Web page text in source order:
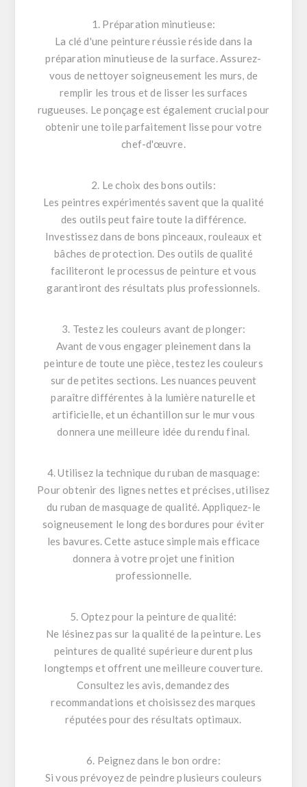
1. Préparation minutieuse:
La clé d'une peinture réussie réside dans la
préparation minutieuse de la surface. Assurez-
vous de nettoyer soigneusement les murs, de
remplir les trous et de lisser les surfaces
rugueuses. Le ponçage est également crucial pour
obtenir une toile parfaitement lisse pour votre
chef-d'œuvre.
2. Le choix des bons outils:
Les peintres expérimentés savent que la qualité
des outils peut faire toute la différence.
Investissez dans de bons pinceaux, rouleaux et
bâches de protection. Des outils de qualité
faciliteront le processus de peinture et vous
garantiront des résultats plus professionnels.
3. Testez les couleurs avant de plonger:
Avant de vous engager pleinement dans la
peinture de toute une pièce, testez les couleurs
sur de petites sections. Les nuances peuvent
paraître différentes à la lumière naturelle et
artificielle, et un échantillon sur le mur vous
donnera une meilleure idée du rendu final.
4. Utilisez la technique du ruban de masquage:
Pour obtenir des lignes nettes et précises, utilisez
du ruban de masquage de qualité. Appliquez-le
soigneusement le long des bordures pour éviter
les bavures. Cette astuce simple mais efficace
donnera à votre projet une finition
professionnelle.
5. Optez pour la peinture de qualité:
Ne lésinez pas sur la qualité de la peinture. Les
peintures de qualité supérieure durent plus
longtemps et offrent une meilleure couverture.
Consultez les avis, demandez des
recommandations et choisissez des marques
réputées pour des résultats optimaux.
6. Peignez dans le bon ordre:
Si vous prévoyez de peindre plusieurs couleurs